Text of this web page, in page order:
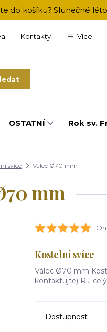
do košíku? Slunečné
Kontakty Více
OSTATNÍ Rok sv.
svíce Válec Ø70 mm
mm
Kostelní svíce
Válec Ø70 mm
kontaktujte) R...
Dostupnost